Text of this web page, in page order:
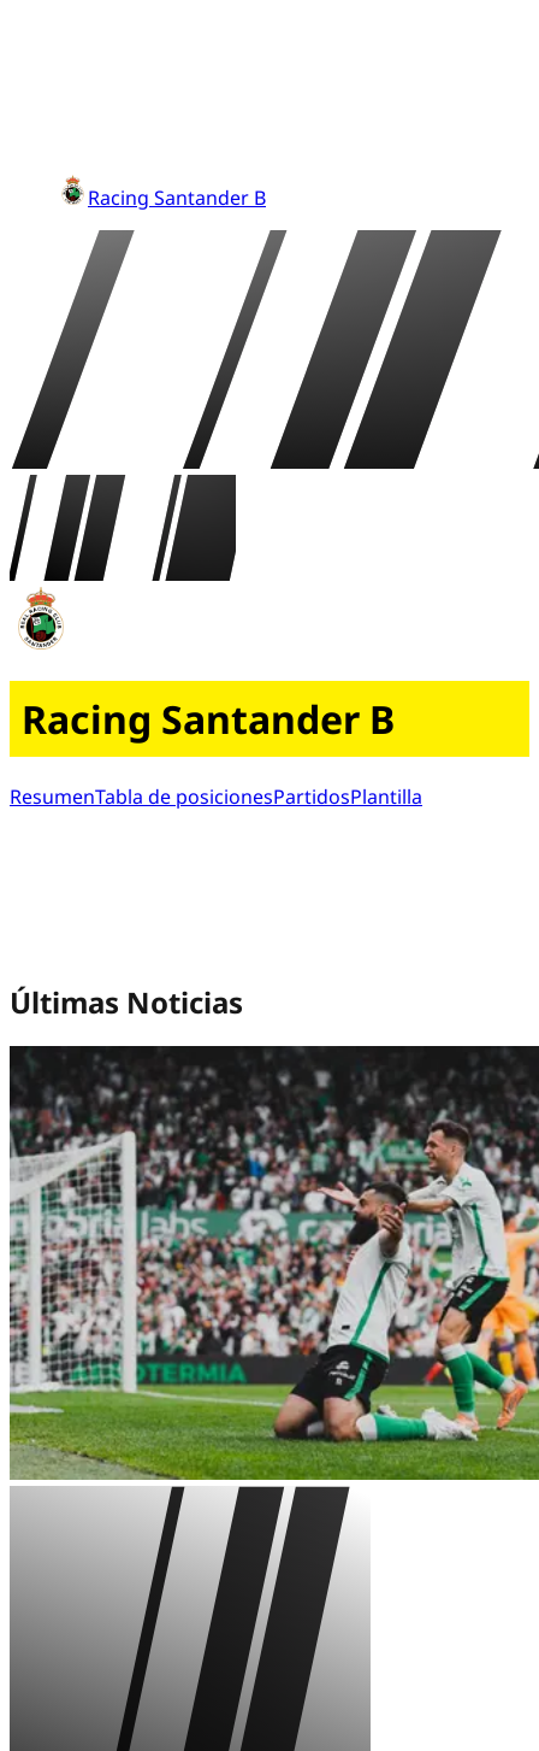
Racing Santander B
Racing Santander B
ResumenTabla de posicionesPartidosPlantilla
Últimas Noticias